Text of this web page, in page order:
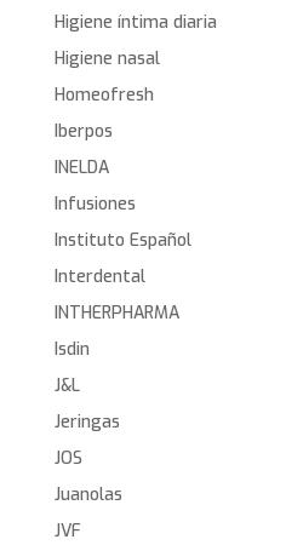
Higiene íntima diaria
Higiene nasal
Homeofresh
Iberpos
INELDA
Infusiones
Instituto Español
Interdental
INTHERPHARMA
Isdin
J&L
Jeringas
JOS
Juanolas
JVF